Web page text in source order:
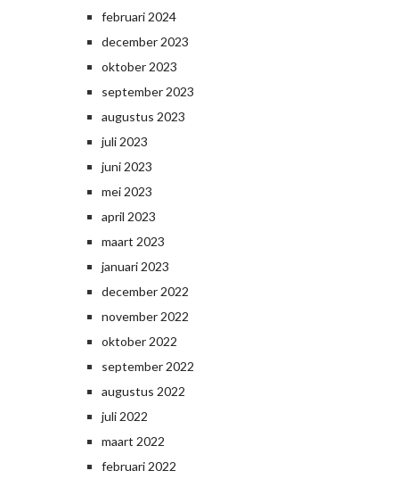
februari 2024
december 2023
oktober 2023
september 2023
augustus 2023
juli 2023
juni 2023
mei 2023
april 2023
maart 2023
januari 2023
december 2022
november 2022
oktober 2022
september 2022
augustus 2022
juli 2022
maart 2022
februari 2022